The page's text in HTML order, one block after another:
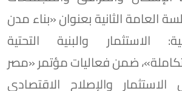
العامة الثانية بعنوان «بناء مدن
الاستثمار والبنية التحتية
ضمن فعاليات مؤتمر «مصر
والإصلاح الاقتصادي